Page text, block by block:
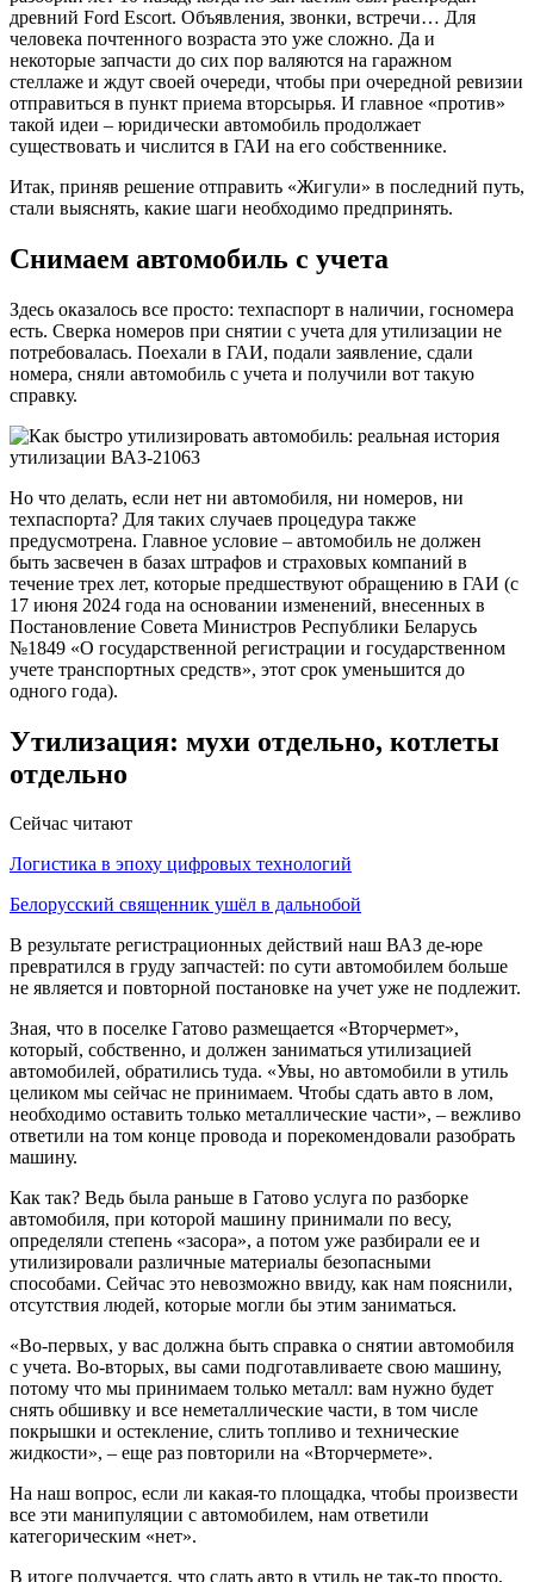
древний Ford Escort. Объявления, звонки, встречи… Для
человека почтенного возраста это уже сложно. Да и
некоторые запчасти до сих пор валяются на гаражном
стеллаже и ждут своей очереди, чтобы при очередной ревизии
отправиться в пункт приема вторсырья. И главное «против»
такой идеи – юридически автомобиль продолжает
существовать и числится в ГАИ на его собственнике.
Итак, приняв решение отправить «Жигули» в последний путь,
стали выяснять, какие шаги необходимо предпринять.
Снимаем автомобиль с учета
Здесь оказалось все просто: техпаспорт в наличии, госномера
есть. Сверка номеров при снятии с учета для утилизации не
потребовалась. Поехали в ГАИ, подали заявление, сдали
номера, сняли автомобиль с учета и получили вот такую
справку.
Но что делать, если нет ни автомобиля, ни номеров, ни
техпаспорта? Для таких случаев процедура также
предусмотрена. Главное условие – автомобиль не должен
быть засвечен в базах штрафов и страховых компаний в
течение трех лет, которые предшествуют обращению в ГАИ (с
17 июня 2024 года на основании изменений, внесенных в
Постановление Совета Министров Республики Беларусь
№1849 «О государственной регистрации и государственном
учете транспортных средств», этот срок уменьшится до
одного года).
Утилизация: мухи отдельно, котлеты
отдельно
Сейчас читают
Логистика в эпоху цифровых технологий
Белорусский священник ушёл в дальнобой
В результате регистрационных действий наш ВАЗ де-юре
превратился в груду запчастей: по сути автомобилем больше
не является и повторной постановке на учет уже не подлежит.
Зная, что в поселке Гатово размещается «Вторчермет»,
который, собственно, и должен заниматься утилизацией
автомобилей, обратились туда. «Увы, но автомобили в утиль
целиком мы сейчас не принимаем. Чтобы сдать авто в лом,
необходимо оставить только металлические части», – вежливо
ответили на том конце провода и порекомендовали разобрать
машину.
Как так? Ведь была раньше в Гатово услуга по разборке
автомобиля, при которой машину принимали по весу,
определяли степень «засора», а потом уже разбирали ее и
утилизировали различные материалы безопасными
способами. Сейчас это невозможно ввиду, как нам пояснили,
отсутствия людей, которые могли бы этим заниматься.
«Во-первых, у вас должна быть справка о снятии автомобиля
с учета. Во-вторых, вы сами подготавливаете свою машину,
потому что мы принимаем только металл: вам нужно будет
снять обшивку и все неметаллические части, в том числе
покрышки и остекление, слить топливо и технические
жидкости», – еще раз повторили на «Вторчермете».
На наш вопрос, если ли какая-то площадка, чтобы произвести
все эти манипуляции с автомобилем, нам ответили
категорическим «нет».
В итоге получается, что сдать авто в утиль не так-то просто,